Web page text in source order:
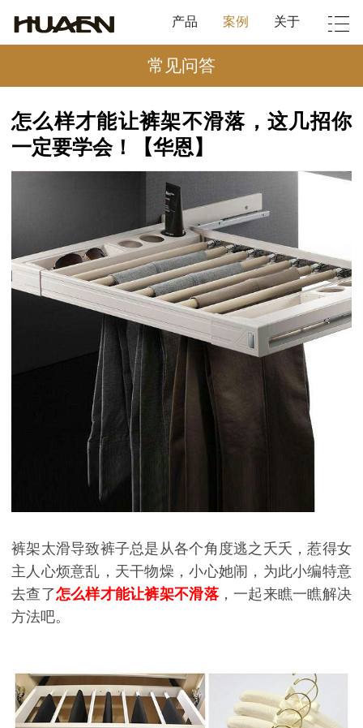
产品 案例 关于
常见问答
怎么样才能让裤架不滑落，这几招你
一定要学会！【华恩】
裤架太滑导致裤子总是从各个角度逃之夭夭，惹得女
主人心烦意乱，天干物燥，小心她闹，为此小编特意
去查了怎么样才能让裤架不滑落，一起来瞧一瞧解决
方法吧。